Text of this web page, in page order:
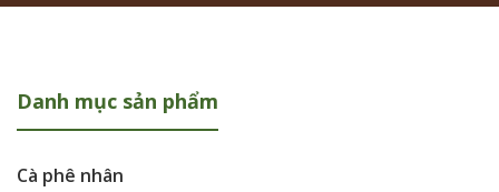
Danh mục sản phẩm
Cà phê nhân